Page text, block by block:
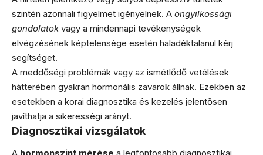
szintén azonnali figyelmet igényelnek. A öngyilkossági
gondolatok vagy a mindennapi tevékenységek
elvégzésének képtelensége esetén haladéktalanul kérj
segítséget.
A meddőségi problémák vagy az ismétlődő vetélések
hátterében gyakran hormonális zavarok állnak. Ezekben az
esetekben a korai diagnosztika és kezelés jelentősen
javíthatja a sikerességi arányt.
Diagnosztikai vizsgálatok